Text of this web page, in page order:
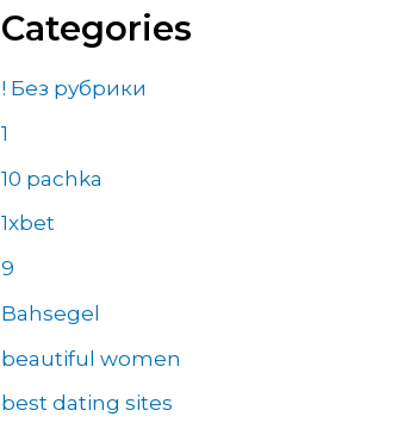
Categories
! Без рубрики
1
10 pachka
1xbet
9
Bahsegel
beautiful women
best dating sites